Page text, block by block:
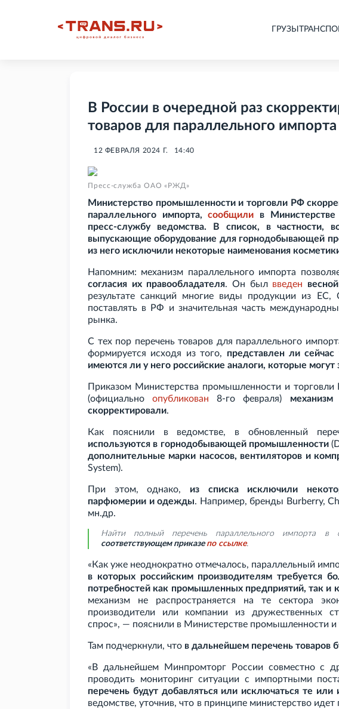
ГРУЗЫ
В России в очередной раз
товаров для параллельного импорта
12 ФЕВРАЛЯ 2024 Г. 14:40
Пресс-служба ОАО «РЖД»
Министерство промышленности и торговли РФ
параллельного импорта,сообщили в
пресс-службу ведомства. В список, в частности,
выпускающие оборудование для горнодобывающей
из него исключили некоторые наименования
Напомним: механизм параллельного импорта
согласия их правообладателя. Он был введен
результате санкций многие виды продукции из
поставлять в РФ и значительная часть
рынка.
С тех пор перечень товаров для параллельного
формируется исходя из того, представлен ли
имеются ли у него российские аналоги, которые могут
Приказом Министерства промышленности и
(официальноопубликован 8-го февраля) механизм
скорректировали.
Как пояснили в ведомстве, в обновленный
используются в горнодобывающей промышленности
дополнительные марки насосов, вентиляторов и
System).
При этом, однако, из списка исключили
парфюмерии и одежды. Например, бренды Burberry,
мн.др.
Найти полный перечень параллельного импорта
соответствующем приказепо ссылке.
«Как уже неоднократно отмечалось, параллельный
в которых российским производителям требуется
потребностей как промышленных предприятий, так и
механизм не распространяется на те сектора
производители или компании из дружественных
спрос», — пояснили в Министерстве промышленности и
Там подчеркнули, что в дальнейшем перечень товаров
«В дальнейшем Минпромторг России совместно с
проводить мониторинг ситуации с импортными
перечень будут добавляться или исключаться те или
ведомстве, уточнив, что в принципе министерство